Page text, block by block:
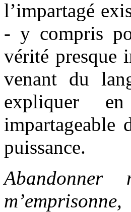
l’impartagé
- y compris
vérité presque
venant du
expliquer
impartageable
puissance.
m’emprisonne,